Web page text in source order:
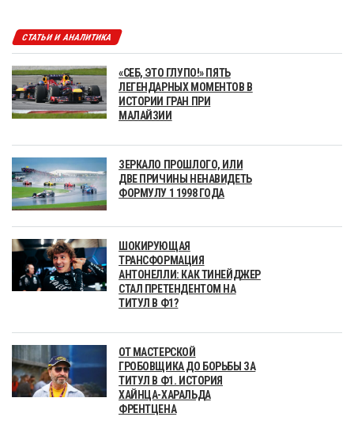
СТАТЬИ И АНАЛИТИКА
«СЕБ, ЭТО ГЛУПО!» ПЯТЬ
ЛЕГЕНДАРНЫХ МОМЕНТОВ В
ИСТОРИИ ГРАН ПРИ
МАЛАЙЗИИ
ЗЕРКАЛО ПРОШЛОГО, ИЛИ
ДВЕ ПРИЧИНЫ НЕНАВИДЕТЬ
ФОРМУЛУ 1 1998 ГОДА
ШОКИРУЮЩАЯ
ТРАНСФОРМАЦИЯ
АНТОНЕЛЛИ: КАК ТИНЕЙДЖЕР
СТАЛ ПРЕТЕНДЕНТОМ НА
ТИТУЛ В Ф1?
ОТ МАСТЕРСКОЙ
ГРОБОВЩИКА ДО БОРЬБЫ ЗА
ТИТУЛ В Ф1. ИСТОРИЯ
ХАЙНЦА-ХАРАЛЬДА
ФРЕНТЦЕНА